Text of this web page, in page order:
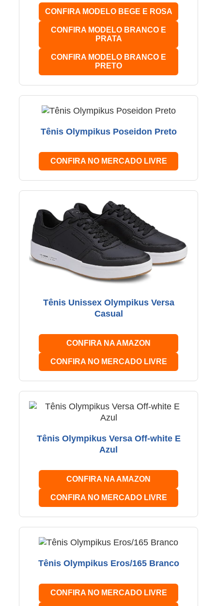
CONFIRA MODELO BEGE E ROSA
CONFIRA MODELO BRANCO E
PRATA
CONFIRA MODELO BRANCO E
PRETO
Tênis Olympikus Poseidon Preto
CONFIRA NO MERCADO LIVRE
Tênis Unissex Olympikus Versa
Casual
CONFIRA NA AMAZON
CONFIRA NO MERCADO LIVRE
Tênis Olympikus Versa Off-white E
Azul
CONFIRA NA AMAZON
CONFIRA NO MERCADO LIVRE
Tênis Olympikus Eros/165 Branco
CONFIRA NO MERCADO LIVRE